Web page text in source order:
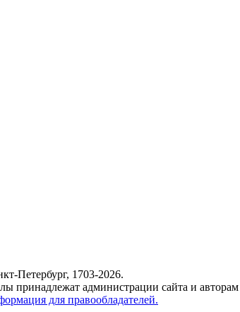
Петербург, 1703-2026.
принадлежат администрации сайта и авторам
для правообладателей.